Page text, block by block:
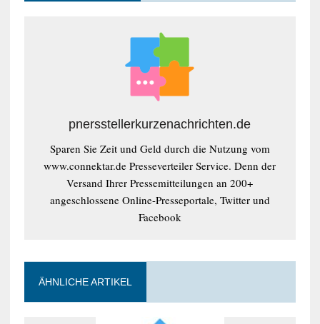
pnersstellerkurzenachrichten.de
Sparen Sie Zeit und Geld durch die Nutzung vom
www.connektar.de Presseverteiler Service. Denn der
Versand Ihrer Pressemitteilungen an 200+
angeschlossene Online-Presseportale, Twitter und
Facebook
ÄHNLICHE ARTIKEL